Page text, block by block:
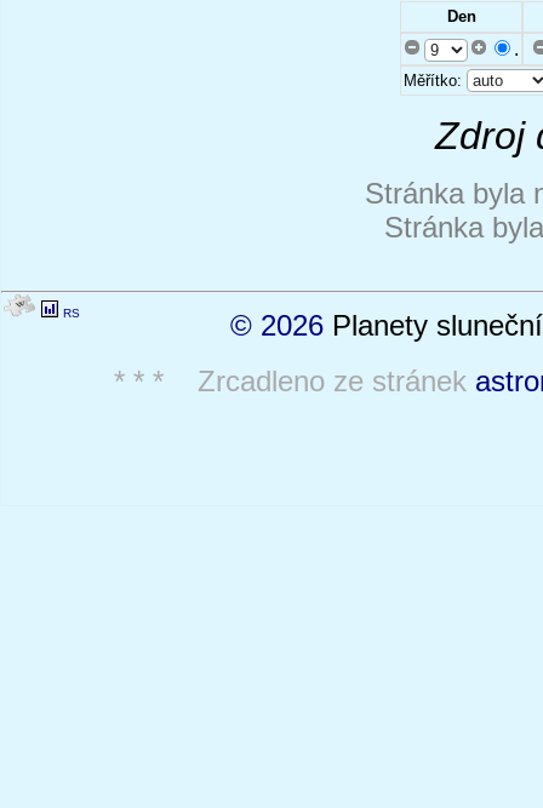
Den
.
Měřítko:
Zdroj
Stránka byla
Stránka
RS © 2026 Planety
* * * Zrcadleno ze stránek